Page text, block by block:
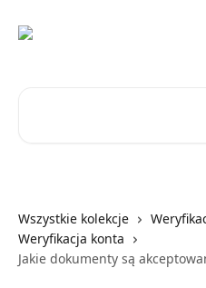
Wszystkie kolekcje
Weryfikacja konta
Jakie dokumenty są